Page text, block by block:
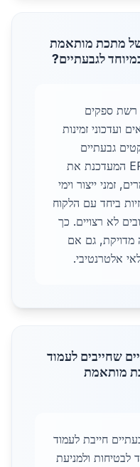
של מתכת מותאמת
לגבעתיים?
רשת ספקים
ועדכוני זמינות
גבעתיים
מנוהלת באמצעות מערכת ERP המעדכנת את
זמני ייצור וימי
ביחד עם הלקוח
לא רצויים. כך
מדויקת, גם אם
אלטרנטיבי.
שחייבים לעמוד
מותאמת
חייבת לעמוד
ולמניעת